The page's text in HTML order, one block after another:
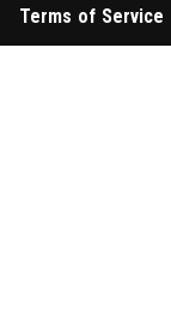
Terms of Service